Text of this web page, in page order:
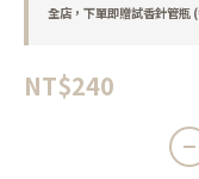
全店，下單即贈試香針管瓶
NT$240